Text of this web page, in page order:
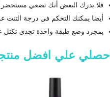
فلا يدرك البعض أنك تضعي
أيضا يمكنك التحكم في درجة
بمجرد وضع طبقة واحدة تجدي تكتل
احصلي علي افضل